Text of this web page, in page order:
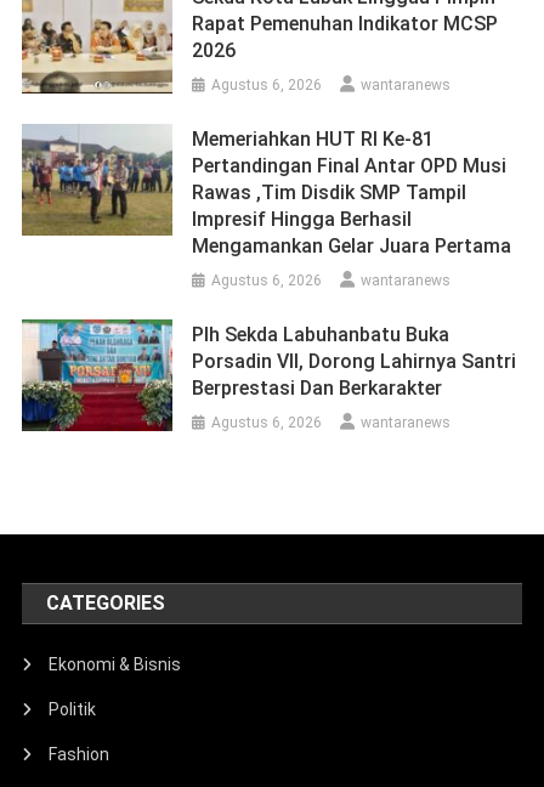
Rapat Pemenuhan Indikator MCSP
2026
Agustus 6, 2026 wantaranews
Memeriahkan HUT RI Ke-81
Pertandingan Final Antar OPD Musi
Rawas ,Tim Disdik SMP Tampil
Impresif Hingga Berhasil
Mengamankan Gelar Juara Pertama
Agustus 6, 2026 wantaranews
Plh Sekda Labuhanbatu Buka
Porsadin VII, Dorong Lahirnya Santri
Berprestasi Dan Berkarakter
Agustus 6, 2026 wantaranews
CATEGORIES
Ekonomi & Bisnis
Politik
Fashion